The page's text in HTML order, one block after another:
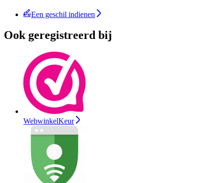
Een geschil indienen
Ook geregistreerd bij
WebwinkelKeur